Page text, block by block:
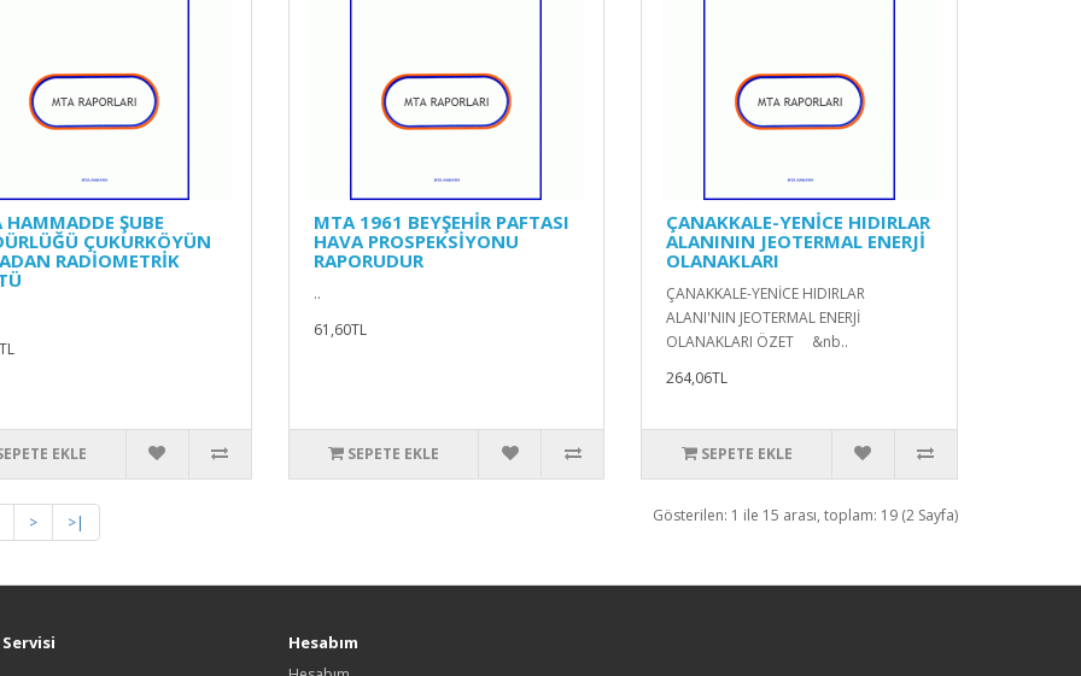
HAMMADDE ŞUBE
ÇUKURKÖYÜN
RADİOMETRİK
EKLE
MTA 1961 BEYŞEHİR PAFTASI
HAVA PROSPEKSİYONU
RAPORUDUR
..
61,60TL
SEPETE EKLE
ÇANAKKALE-YENİCE HIDIRLAR
ALANININ JEOTERMAL ENERJİ
OLANAKLARI
ÇANAKKALE-YENİCE HIDIRLAR
ALANI'NIN JEOTERMAL ENERJİ
OLANAKLARI ÖZET &nb..
264,06TL
SEPETE EKLE
> >| Gösterilen: 1 ile 15 arası, toplam: 19 (2 Sayfa)
Hesabım